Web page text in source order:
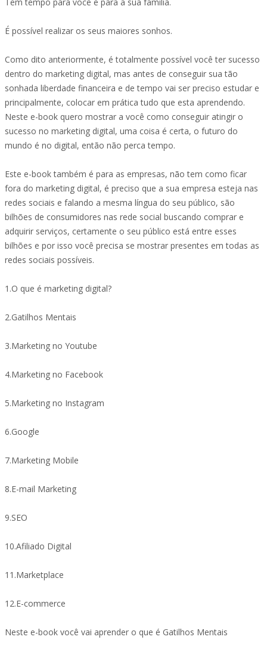
É possível realizar os seus maiores sonhos.
Como dito anteriormente, é totalmente possível você ter sucesso
dentro do marketing digital, mas antes de conseguir sua tão
sonhada liberdade financeira e de tempo vai ser preciso estudar e
principalmente, colocar em prática tudo que esta aprendendo.
Neste e-book quero mostrar a você como conseguir atingir o
sucesso no marketing digital, uma coisa é certa, o futuro do
mundo é no digital, então não perca tempo.
Este e-book também é para as empresas, não tem como ficar
fora do marketing digital, é preciso que a sua empresa esteja nas
redes sociais e falando a mesma língua do seu público, são
bilhões de consumidores nas rede social buscando comprar e
adquirir serviços, certamente o seu público está entre esses
bilhões e por isso você precisa se mostrar presentes em todas as
redes sociais possíveis.
1.O que é marketing digital?
2.Gatilhos Mentais
3.Marketing no Youtube
4.Marketing no Facebook
5.Marketing no Instagram
6.Google
7.Marketing Mobile
8.E-mail Marketing
9.SEO
10.Afiliado Digital
11.Marketplace
12.E-commerce
Neste e-book você vai aprender o que é Gatilhos Mentais